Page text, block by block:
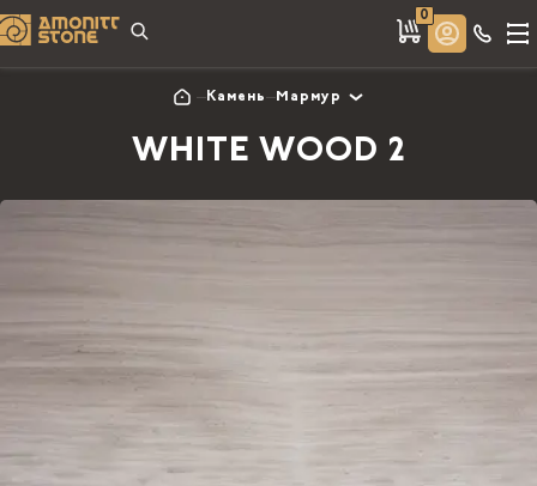
0
Камень Мармур
WHITE WOOD 2